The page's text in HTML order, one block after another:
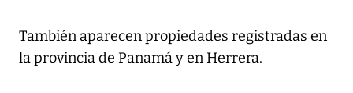
También aparecen propiedades registradas en
la provincia de Panamá y en Herrera.